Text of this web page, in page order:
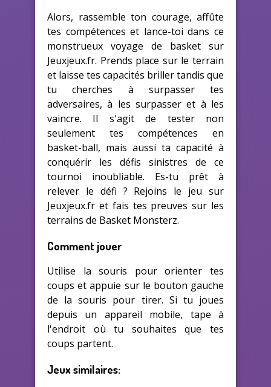
Alors, rassemble ton courage, affûte
tes compétences et lance-toi dans ce
monstrueux voyage de basket sur
Jeuxjeux.fr. Prends place sur le terrain
et laisse tes capacités briller tandis que
tu cherches à surpasser tes
adversaires, à les surpasser et à les
vaincre. Il s'agit de tester non
seulement tes compétences en
basket-ball, mais aussi ta capacité à
conquérir les défis sinistres de ce
tournoi inoubliable. Es-tu prêt à
relever le défi ? Rejoins le jeu sur
Jeuxjeux.fr et fais tes preuves sur les
terrains de Basket Monsterz.
Comment jouer
Utilise la souris pour orienter tes
coups et appuie sur le bouton gauche
de la souris pour tirer. Si tu joues
depuis un appareil mobile, tape à
l'endroit où tu souhaites que tes
coups partent.
Jeux similaires: